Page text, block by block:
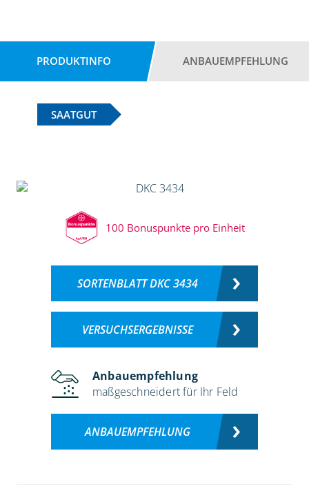
PRODUKTINFO ANBAUEMPFEHLUNG
SAATGUT
100 Bonuspunkte pro Einheit
SORTENBLATT DKC 3434
VERSUCHSERGEBNISSE
Anbauempfehlung
maßgeschneidert für Ihr Feld
ANBAUEMPFEHLUNG